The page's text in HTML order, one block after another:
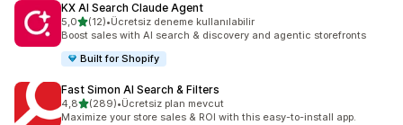
KX AI Search Claude Agent
5,05 yıldız üzerinden
(12)
toplam 12 değerlendirme
•Ücretsiz deneme kullanılabilir
Boost sales with AI search & discovery and agentic storefronts
Built for Shopify
Fast Simon AI Search & Filters
4,85 yıldız üzerinden
(289)
toplam 289 değerlendirme
•Ücretsiz plan mevcut
Maximize your store sales & ROI with this easy-to-install app.